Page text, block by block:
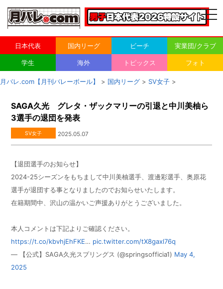
日本代表 国内リーグ ビーチ 実業団/クラブ
学生 海外 トピックス フォト
月バレ.com【月刊バレーボール】 > 国内リーグ > SV女子 >
SAGA久光 グレタ・ザックマリーの引退と中川美柚ら
3選手の退団を発表
SV女子 2025.05.07
【退団選手のお知らせ】
2024-25シーズンをもちまして中川美柚選手、渡邊彩選手、奥原花
選手が退団する事となりましたのでお知らせいたします。
在籍期間中、沢山の温かいご声援ありがとうございました。
本人コメントは下記よりご確認ください。
https://t.co/kbvhjEhFKE… pic.twitter.com/tX8gaxl76q
— 【公式】SAGA久光スプリングス (@springsofficia1) May 4,
2025